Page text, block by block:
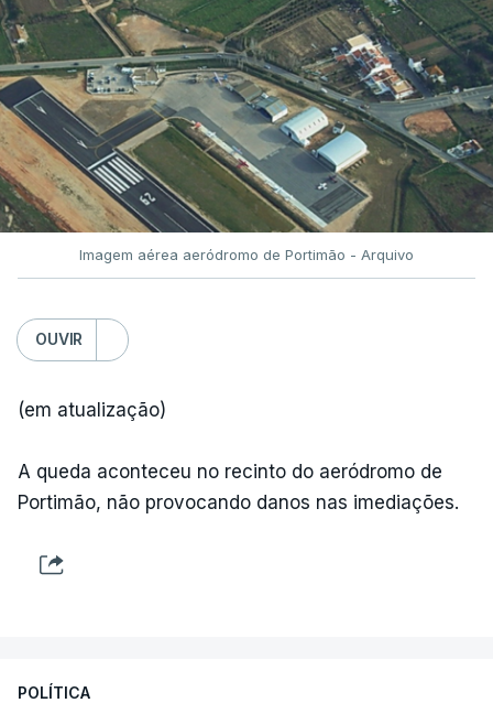
Imagem aérea aeródromo de Portimão - Arquivo
OUVIR
(em atualização)
A queda aconteceu no recinto do aeródromo de
Portimão, não provocando danos nas imediações.
POLÍTICA